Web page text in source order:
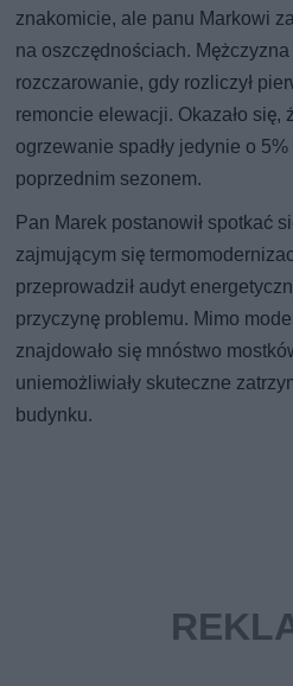
znakomicie, ale panu Markowi
na oszczędnościach. Mężczyzna
rozczarowanie, gdy rozliczył
remoncie elewacji. Okazało się,
ogrzewanie spadły jedynie o
poprzednim sezonem.
Pan Marek postanowił spotkać
zajmującym się
przeprowadził audyt
przyczynę problemu. Mimo
znajdowało się mnóstwo
uniemożliwiały skuteczne
budynku.